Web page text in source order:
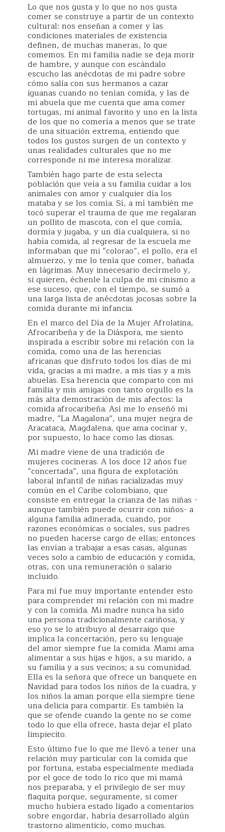
Lo que nos gusta y lo que no nos gusta
comer se construye a partir de un contexto
cultural: nos enseñan a comer y las
condiciones materiales de existencia
definen, de muchas maneras, lo que
comemos. En mi familia nadie se deja morir
de hambre, y aunque con escándalo
escucho las anécdotas de mi padre sobre
cómo salía con sus hermanos a cazar
iguanas cuando no tenían comida, y las de
mi abuela que me cuenta que ama comer
tortugas, mi animal favorito y uno en la lista
de los que no comería a menos que se trate
de una situación extrema, entiendo que
todos los gustos surgen de un contexto y
unas realidades culturales que no me
corresponde ni me interesa moralizar.
También hago parte de esta selecta
población que veía a su familia cuidar a los
animales con amor y cualquier día los
mataba y se los comía. Sí, a mí también me
tocó superar el trauma de que me regalaran
un pollito de mascota, con el que comía,
dormía y jugaba, y un día cualquiera, si no
había comida, al regresar de la escuela me
informaban que mi “colorao”, el pollo, era el
almuerzo, y me lo tenía que comer, bañada
en lágrimas. Muy innecesario decírmelo y,
si quieren, échenle la culpa de mi cinismo a
ese suceso, que, con el tiempo, se sumó a
una larga lista de anécdotas jocosas sobre la
comida durante mi infancia.
En el marco del Día de la Mujer Afrolatina,
Afrocaribeña y de la Diáspora, me siento
inspirada a escribir sobre mi relación con la
comida, como una de las herencias
africanas que disfruto todos los días de mi
vida, gracias a mi madre, a mis tías y a mis
abuelas. Esa herencia que comparto con mi
familia y mis amigas con tanto orgullo es la
más alta demostración de mis afectos: la
comida afrocaribeña. Así me lo enseñó mi
madre, “La Magalona”, una mujer negra de
Aracataca, Magdalena, que ama cocinar y,
por supuesto, lo hace como las diosas.
Mi madre viene de una tradición de
mujeres cocineras. A los doce 12 años fue
“concertada”, una figura de explotación
laboral infantil de niñas racializadas muy
común en el Caribe colombiano, que
consiste en entregar la crianza de las niñas -
aunque también puede ocurrir con niños- a
alguna familia adinerada, cuando, por
razones económicas o sociales, sus padres
no pueden hacerse cargo de ellas; entonces
las envían a trabajar a esas casas, algunas
veces solo a cambio de educación y comida,
otras, con una remuneración o salario
incluido.
Para mí fue muy importante entender esto
para comprender mi relación con mi madre
y con la comida. Mi madre nunca ha sido
una persona tradicionalmente cariñosa, y
eso yo se lo atribuyo al desarraigo que
implica la concertación, pero su lenguaje
del amor siempre fue la comida. Mami ama
alimentar a sus hijas e hijos, a su marido, a
su familia y a sus vecinos; a su comunidad.
Ella es la señora que ofrece un banquete en
Navidad para todos los niños de la cuadra, y
los niños la aman porque ella siempre tiene
una delicia para compartir. Es también la
que se ofende cuando la gente no se come
todo lo que ella ofrece, hasta dejar el plato
limpiecito.
Esto último fue lo que me llevó a tener una
relación muy particular con la comida que
por fortuna, estaba especialmente mediada
por el goce de todo lo rico que mi mamá
nos preparaba, y el privilegio de ser muy
flaquita porque, seguramente, si comer
mucho hubiera estado ligado a comentarios
sobre engordar, habría desarrollado algún
trastorno alimenticio, como muchas.